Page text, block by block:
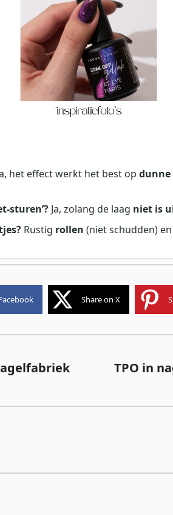
het effect werkt het best op dunne
Ja, zolang de laag niet is
Rustig rollen (niet schudden)
Share on X
TPO in